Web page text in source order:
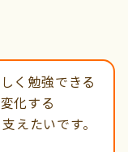
く勉強できる
化する
えたいです。